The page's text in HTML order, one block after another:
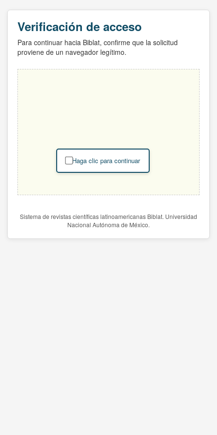
Verificación de acceso
Para continuar hacia Biblat, confirme que la solicitud
proviene de un navegador legítimo.
Haga clic para continuar
Sistema de revistas científicas latinoamericanas Biblat. Universidad
Nacional Autónoma de México.